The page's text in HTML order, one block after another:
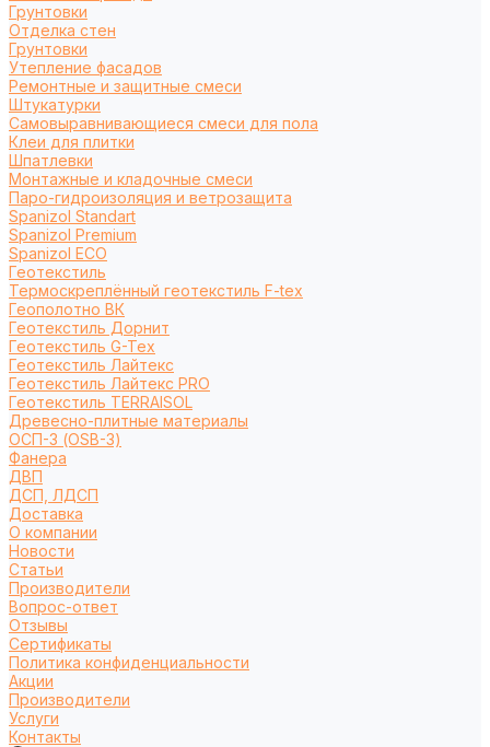
Грунтовки
Отделка стен
Грунтовки
Утепление фасадов
Ремонтные и защитные смеси
Штукатурки
Самовыравнивающиеся смеси для пола
Клеи для плитки
Шпатлевки
Монтажные и кладочные смеси
Паро-гидроизоляция и ветрозащита
Spanizol Standart
Spanizol Premium
Spanizol ECO
Геотекстиль
Термоскреплённый геотекстиль F-tex
Геополотно ВК
Геотекстиль Дорнит
Геотекстиль G-Tex
Геотекстиль Лайтекс
Геотекстиль Лайтекс PRO
Геотекстиль TERRAISOL
Древесно-плитные материалы
ОСП-3 (OSB-3)
Фанера
ДВП
ДСП, ЛДСП
Доставка
О компании
Новости
Статьи
Производители
Вопрос-ответ
Отзывы
Сертификаты
Политика конфиденциальности
Акции
Производители
Услуги
Контакты